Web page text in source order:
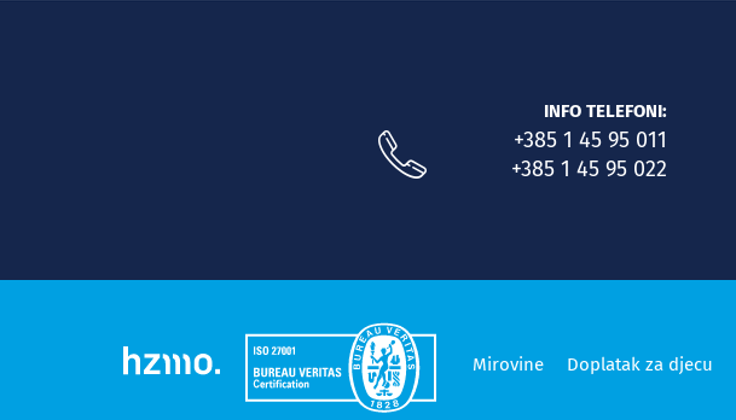
INFO TELEFONI:
+385 1 45 95 011
+385 1 45 95 022
Mirovine Doplatak za djecu